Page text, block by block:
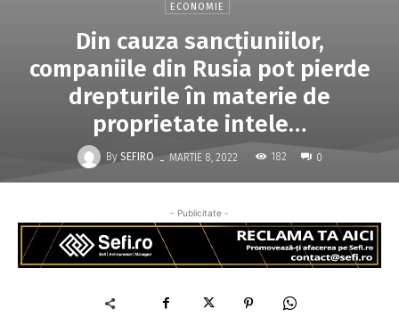
ECONOMIE
Din cauza sancţiuniilor,
companiile din Rusia pot pierde
drepturile în materie de
proprietate intele…
By SEFIRO - MARTIE 8, 2022 182 0
- Publicitate -